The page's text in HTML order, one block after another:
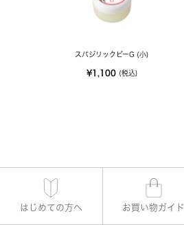
スパジリックビーG (小)
¥1,100 (税込)
はじめての方へ お買い物ガイド